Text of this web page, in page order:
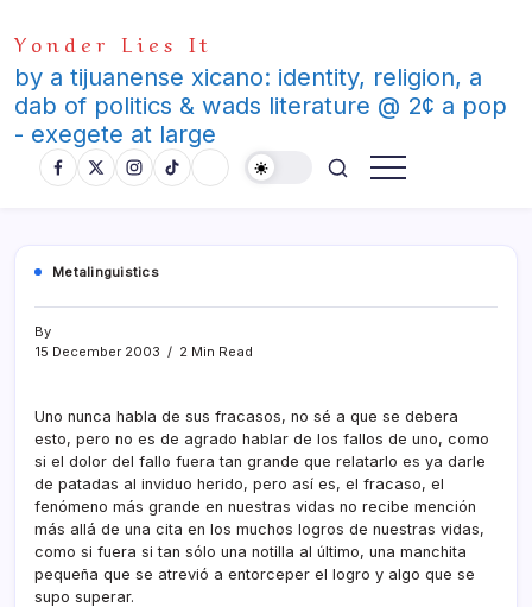
to
content
Yonder Lies It
by a tijuanense xicano: identity, religion, a
dab of politics & wads literature @ 2¢ a pop
- exegete at large
Metalinguistics
By
15 December 2003
2 Min Read
Uno nunca habla de sus fracasos, no sé a que se debera
esto, pero no es de agrado hablar de los fallos de uno, como
si el dolor del fallo fuera tan grande que relatarlo es ya darle
de patadas al inviduo herido, pero así­ es, el fracaso, el
fenómeno más grande en nuestras vidas no recibe mención
más allá de una cita en los muchos logros de nuestras vidas,
como si fuera si tan sólo una notilla al último, una manchita
pequeña que se atrevió a entorceper el logro y algo que se
supo superar.